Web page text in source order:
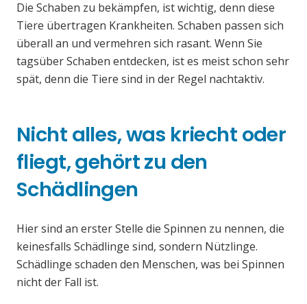
Die Schaben zu bekämpfen, ist wichtig, denn diese
Tiere übertragen Krankheiten. Schaben passen sich
überall an und vermehren sich rasant. Wenn Sie
tagsüber Schaben entdecken, ist es meist schon sehr
spät, denn die Tiere sind in der Regel nachtaktiv.
Nicht alles, was kriecht oder
fliegt, gehört zu den
Schädlingen
Hier sind an erster Stelle die Spinnen zu nennen, die
keinesfalls Schädlinge sind, sondern Nützlinge.
Schädlinge schaden den Menschen, was bei Spinnen
nicht der Fall ist.